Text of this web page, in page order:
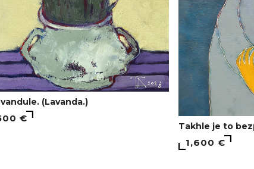
(Lavanda.)
€
Takhle je to
1,600 €